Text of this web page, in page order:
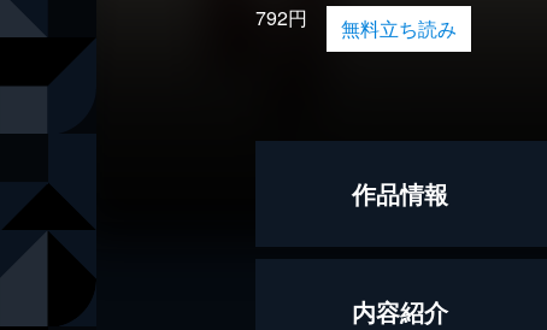
792円 無料立ち読み
作品情報
著者
内容紹介